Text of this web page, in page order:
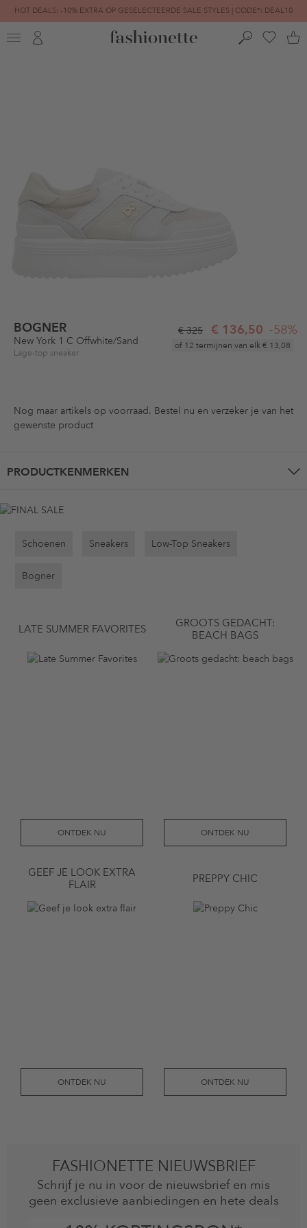
HOT DEALS: -10% EXTRA OP GESELECTEERDE SALE STYLES | CODE*: DEAL10
FINAL SALE | TOT -80% GEREDUCEERD
BOGNER
New York 1 C Offwhite/Sand
Lage-top sneaker
€ 325 € 136,50 -58%
of 12 termijnen van elk€ 13,08
Nog maar artikels op voorraad. Bestel nu en verzeker je van het
gewenste product
PRODUCTKENMERKEN
Schoenen Sneakers Low-Top Sneakers
Bogner
LATE SUMMER FAVORITES
ONTDEK NU
GROOTS GEDACHT:
BEACH BAGS
ONTDEK NU
GEEF JE LOOK EXTRA
FLAIR
ONTDEK NU
PREPPY CHIC
ONTDEK NU
FASHIONETTE NIEUWSBRIEF
Schrijf je nu in voor de nieuwsbrief en mis
geen exclusieve aanbiedingen en hete deals